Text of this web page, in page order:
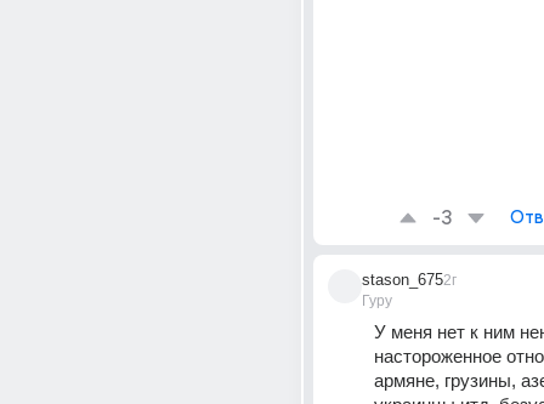
-3
stason_675
Гуру
2г
У меня нет к ним
настороженное
армяне, грузины,